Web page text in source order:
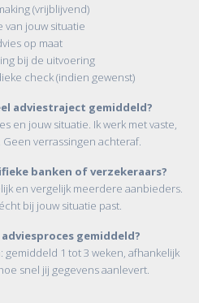
(vrijblijvend)
van jouw situatie
op maat
bij de uitvoering
check (indien gewenst)
adviestraject gemiddeld?
en jouw situatie. Ik werk met vaste,
verrassingen achteraf.
banken of verzekeraars?
en vergelijk meerdere aanbieders.
bij jouw situatie past.
gemiddeld?
gemiddeld 1 tot 3 weken, afhankelijk
snel jij gegevens aanlevert.